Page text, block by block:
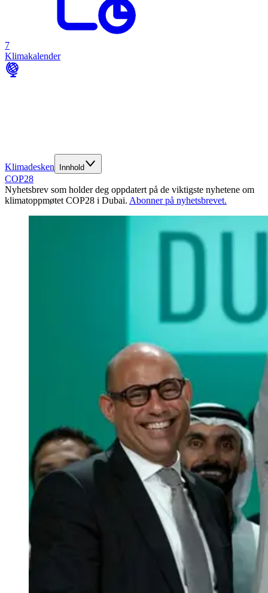
7
Klimakalender
Klimadesken Innhold
COP28
Nyhetsbrev som holder deg oppdatert på de viktigste nyhetene om
klimatoppmøtet COP28 i Dubai. Abonner på nyhetsbrevet.